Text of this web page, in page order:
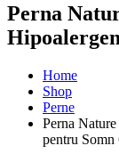
Perna
Home
Shop
Perne
Perna
pentru